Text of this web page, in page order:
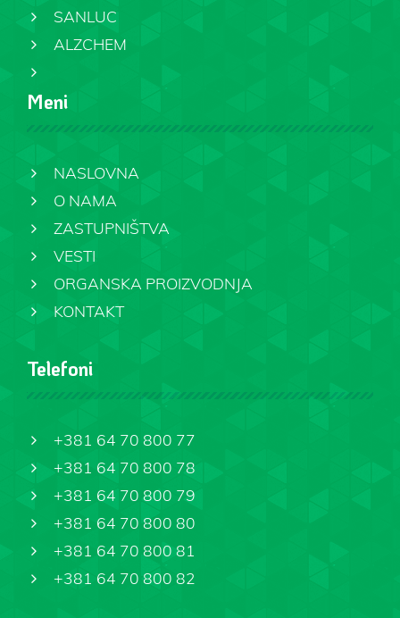
SANLUC
ALZCHEM
Meni
NASLOVNA
O NAMA
ZASTUPNIŠTVA
VESTI
ORGANSKA PROIZVODNJA
KONTAKT
Telefoni
+381 64 70 800 77
+381 64 70 800 78
+381 64 70 800 79
+381 64 70 800 80
+381 64 70 800 81
+381 64 70 800 82